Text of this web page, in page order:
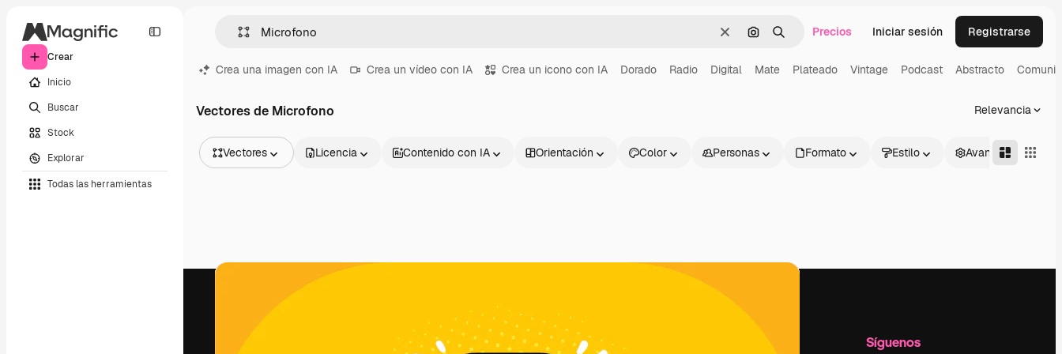
Crear
Inicio
Buscar
Stock
Explorar
Todas las herramientas
BorrarBuscar por imagen
BuscarPrecios Iniciar sesión Registrarse
Crea una imagen con IA Crea un vídeo con IA Crea un icono con IA Dorado Radio Digital Mate Plateado Vintage Podcast Abstracto
Vectores de Microfono Relevancia
Vectores
Vídeos
Motion graphics
Plantillas de vídeos
Modelos 3D
Fuentes
Licencia Contenido con IA Orientación Color Personas Formato Estilo Avanzado
Productos Empresa Síguenos